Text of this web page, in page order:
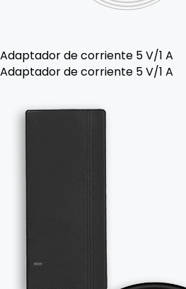
Adaptador de corriente 5 V/1 A
Adaptador de corriente 5 V/1 A